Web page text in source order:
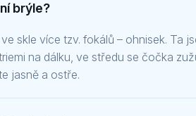
brýle?
skle více tzv. fokálů – ohnisek. Ta
na dálku, ve středu se čočka
jasně a ostře.